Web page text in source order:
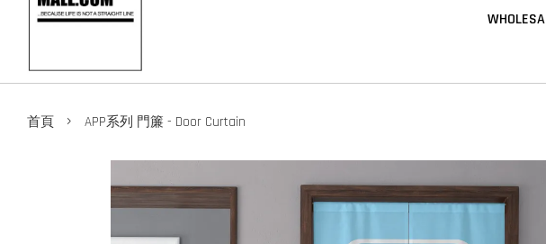
首頁 › APP系列 門簾 - Door Curtain